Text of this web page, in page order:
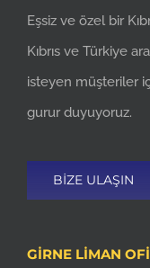
Eşsiz ve özel bir
Kıbrıs ve Türkiye
isteyen müşteriler
gurur duyuyoruz.
BIZE ULAŞIN
GIRNE LIMAN